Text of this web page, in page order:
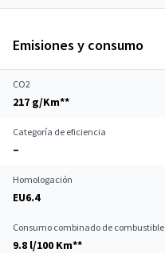
Emisiones y consumo
CO2
217 g/Km**
Categoría de eficiencia
–
Homologación
EU6.4
Consumo combinado de combustible
9.8 l/100 Km**